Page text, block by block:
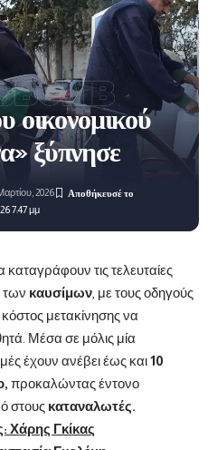
οικονομικού
ξύπνησε
7:47 μμ
2026
καταγράφουν τις τελευταίες
των καυσίμων , με τους οδηγούς
μετακίνησης να
Μέσα σε μόλις μία
έχουν ανέβει έως και10
προκαλώντας έντονο
στους καταναλωτές.
Χάρης Γκίκας